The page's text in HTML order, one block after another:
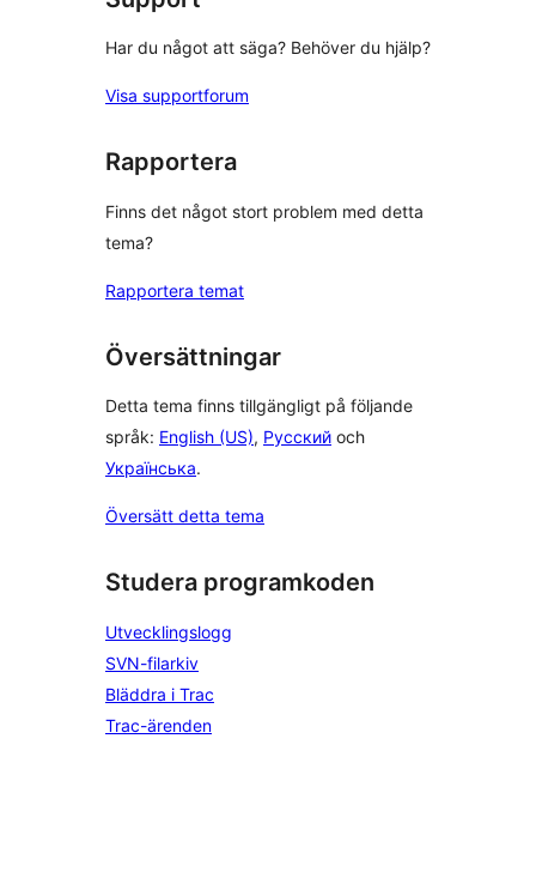
Har du något att säga? Behöver du hjälp?
Visa supportforum
Rapportera
Finns det något stort problem med detta
tema?
Rapportera temat
Översättningar
Detta tema finns tillgängligt på följande
språk: English (US), Русский och
Українська.
Översätt detta tema
Studera programkoden
Utvecklingslogg
SVN-filarkiv
Bläddra i Trac
Trac-ärenden